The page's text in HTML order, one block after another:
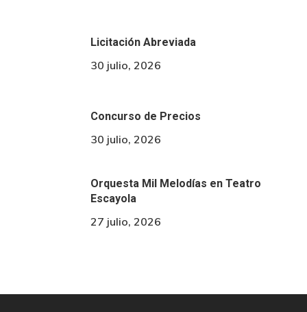
Licitación Abreviada
30 julio, 2026
Concurso de Precios
30 julio, 2026
Orquesta Mil Melodías en Teatro
Escayola
27 julio, 2026